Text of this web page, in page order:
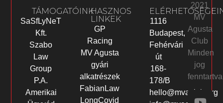
TÁMOGATÓINK
SaSfLyNeT
Kft.
Szabo
Law
Group
P.A.
Amerikai
HASZNOS
LINKEK
GP
Racing
MV Agusta
gyári
alkatrészek
FabianLaw
LongCovid
1116
Budapest,
Fehérvári
út
168-
178/B
hello@mvaclub.org
2021
MV
Agusta
Club
Minden
jog